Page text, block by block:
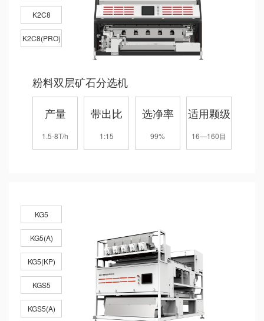
K2C8
K2C8(PRO)
粉料双层矿石分选机
产量
1.5-8T/h
带出比
1:15
选净率
99%
适用颗级
16—160目
KG5
KG5(A)
KG5(KP)
KGS5
KGS5(A)